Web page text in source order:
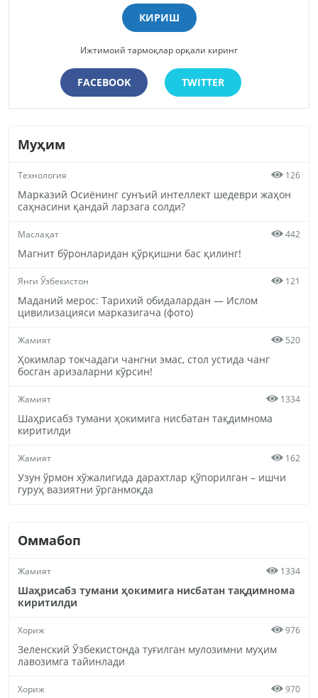
КИРИШ
Ижтимоий тармоқлар орқали киринг
FACEBOOK TWITTER
Муҳим
Технология 126
Марказий Осиёнинг сунъий интеллект шедеври жаҳон
саҳнасини қандай ларзага солди?
Маслаҳат 442
Магнит бўронларидан қўрқишни бас қилинг!
Янги Ўзбекистон 121
Маданий мерос: Тарихий обидалардан — Ислом
цивилизацияси марказигача (фото)
Жамият 520
Ҳокимлар токчадаги чангни эмас, стол устида чанг
босган аризаларни кўрсин!
Жамият 1334
Шаҳрисабз тумани ҳокимига нисбатан тақдимнома
киритилди
Жамият 162
Узун ўрмон хўжалигида дарахтлар қўпорилган – ишчи
гуруҳ вазиятни ўрганмоқда
Оммабоп
Жамият 1334
Шаҳрисабз тумани ҳокимига нисбатан тақдимнома
киритилди
Хориж 976
Зеленский Ўзбекистонда туғилган мулозимни муҳим
лавозимга тайинлади
Хориж 970